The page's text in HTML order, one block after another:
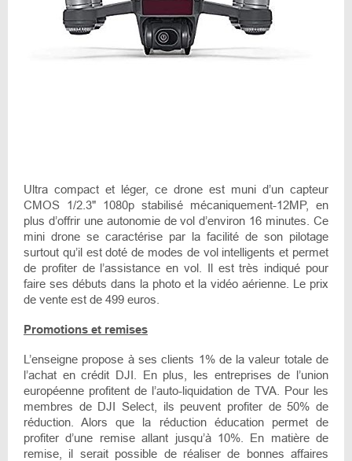
Ultra compact et léger, ce drone est muni d’un capteur
CMOS 1/2.3" 1080p stabilisé mécaniquement-12MP, en
plus d’offrir une autonomie de vol d’environ 16 minutes. Ce
mini drone se caractérise par la facilité de son pilotage
surtout qu’il est doté de modes de vol intelligents et permet
de profiter de l’assistance en vol. Il est très indiqué pour
faire ses débuts dans la photo et la vidéo aérienne. Le prix
de vente est de 499 euros.
Promotions et remises
L’enseigne propose à ses clients 1% de la valeur totale de
l’achat en crédit DJI. En plus, les entreprises de l’union
européenne profitent de l’auto-liquidation de TVA. Pour les
membres de DJI Select, ils peuvent profiter de 50% de
réduction. Alors que la réduction éducation permet de
profiter d’une remise allant jusqu’à 10%. En matière de
remise, il serait possible de réaliser de bonnes affaires